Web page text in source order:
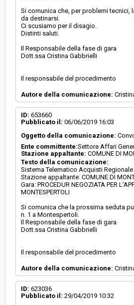
Si comunica che, per problemi tecnici,
da destinarsi.
Ci scusiamo per il disagio.
Distinti saluti.
Il Responsabile della fase di gara
Dott.ssa Cristina Gabbrielli
Il responsabile del procedimento
Autore della comunicazione:
ID: 653660
Pubblicato il: 06/06/2019 16:03
Oggetto della comunicazione:
Ente committente:Settore Affari
Stazione appaltante: COMUNE DI
Testo della comunicazione:
Sistema Telematico Acquisti
Stazione appaltante: COMUNE DI
Gara: PROCEDUR NEGOZIATA PER
MONTESPERTOLI
Si comunica che la prossima seduta
n. 1 a Montespertoli.
Il Responsabile della fase di gara
Dott.ssa Cristina Gabbrielli
Il responsabile del procedimento
Autore della comunicazione:
ID: 623036
Pubblicato il: 29/04/2019 10:32